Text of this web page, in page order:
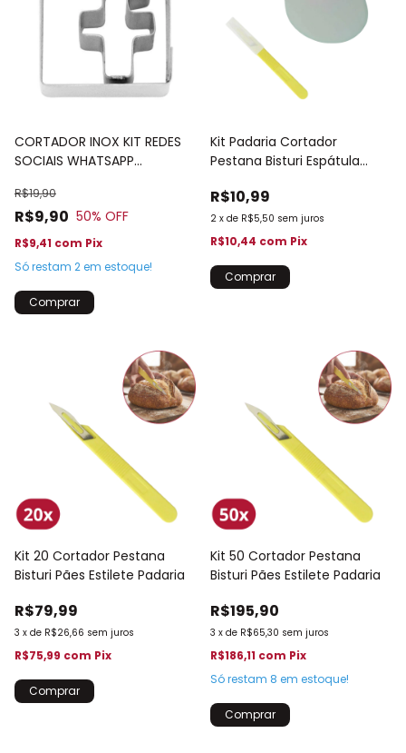
CORTADOR INOX KIT REDES
SOCIAIS WHATSAPP
R$9,90
R$19,90
50% OFF
R$9,41 com Pix
Só restam 2em estoque!
Kit Padaria Cortador
Pestana Bisturi Espátula
R$10,99
2 x de R$5,50 sem juros
R$10,44 com Pix
Kit 20 Cortador Pestana
Bisturi Pães Estilete Padaria
R$79,99
3 x de R$26,66 sem juros
R$75,99 com Pix
Kit 50 Cortador Pestana
Bisturi Pães Estilete Padaria
R$195,90
3 x de R$65,30 sem juros
R$186,11 com Pix
Só restam 8 em estoque!